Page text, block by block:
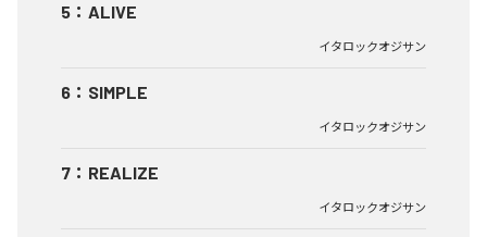
5 ： ALIVE
イタロックオジサン
6 ： SIMPLE
イタロックオジサン
7 ： REALIZE
イタロックオジサン